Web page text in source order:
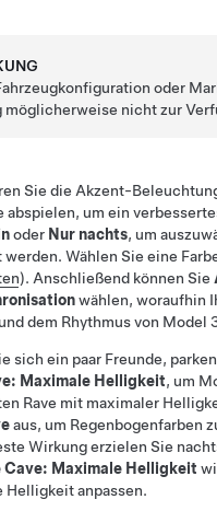
oder
möglicherweise nicht zur
Sie die Akzent-
abspielen, um ein
oder Nur nachts, um
Wählen Sie eine
). Anschließend können Sie
wählen, woraufhin
dem Rhythmus von Model
sich ein paar Freunde,
Maximale Helligkeit, um
Rave mit maximaler
aus, um Regenbogenfarben
Wirkung erzielen Sie
Cave: Maximale Helligkeit
Helligkeit anpassen.